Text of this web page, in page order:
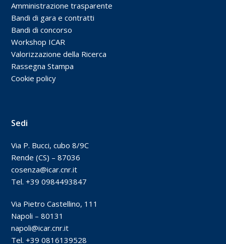
Amministrazione trasparente
Bandi di gara e contratti
Bandi di concorso
Workshop ICAR
Valorizzazione della Ricerca
Rassegna Stampa
Cookie policy
Sedi
Via P. Bucci, cubo 8/9C
Rende (CS) – 87036
cosenza@icar.cnr.it
Tel. +39 0984493847
Via Pietro Castellino, 111
Napoli – 80131
napoli@icar.cnr.it
Tel. +39 0816139528